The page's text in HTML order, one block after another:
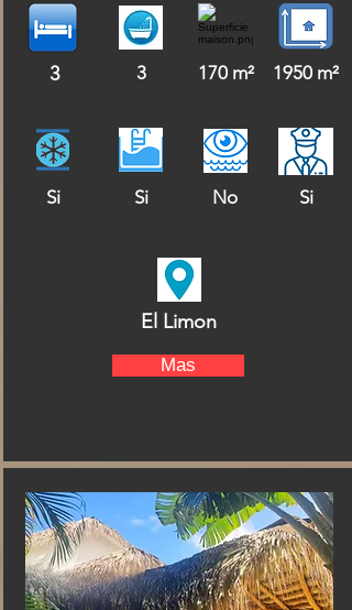
3 3 170 m² 1950 m²
Si Si No Si
El Limon
Mas